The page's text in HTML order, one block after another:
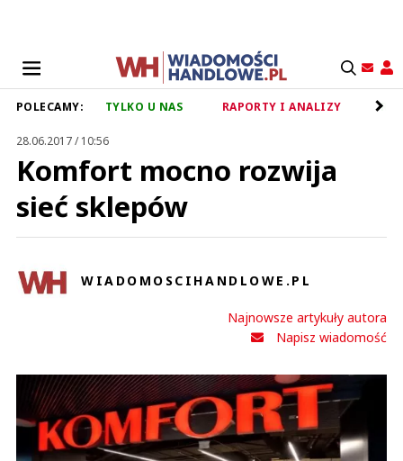
POLECAMY: TYLKO U NAS RAPORTY I ANALIZY
28.06.2017 / 10:56
Komfort mocno rozwija
sieć sklepów
WIADOMOSCIHANDLOWE.PL
Najnowsze artykuły autora
Napisz wiadomość